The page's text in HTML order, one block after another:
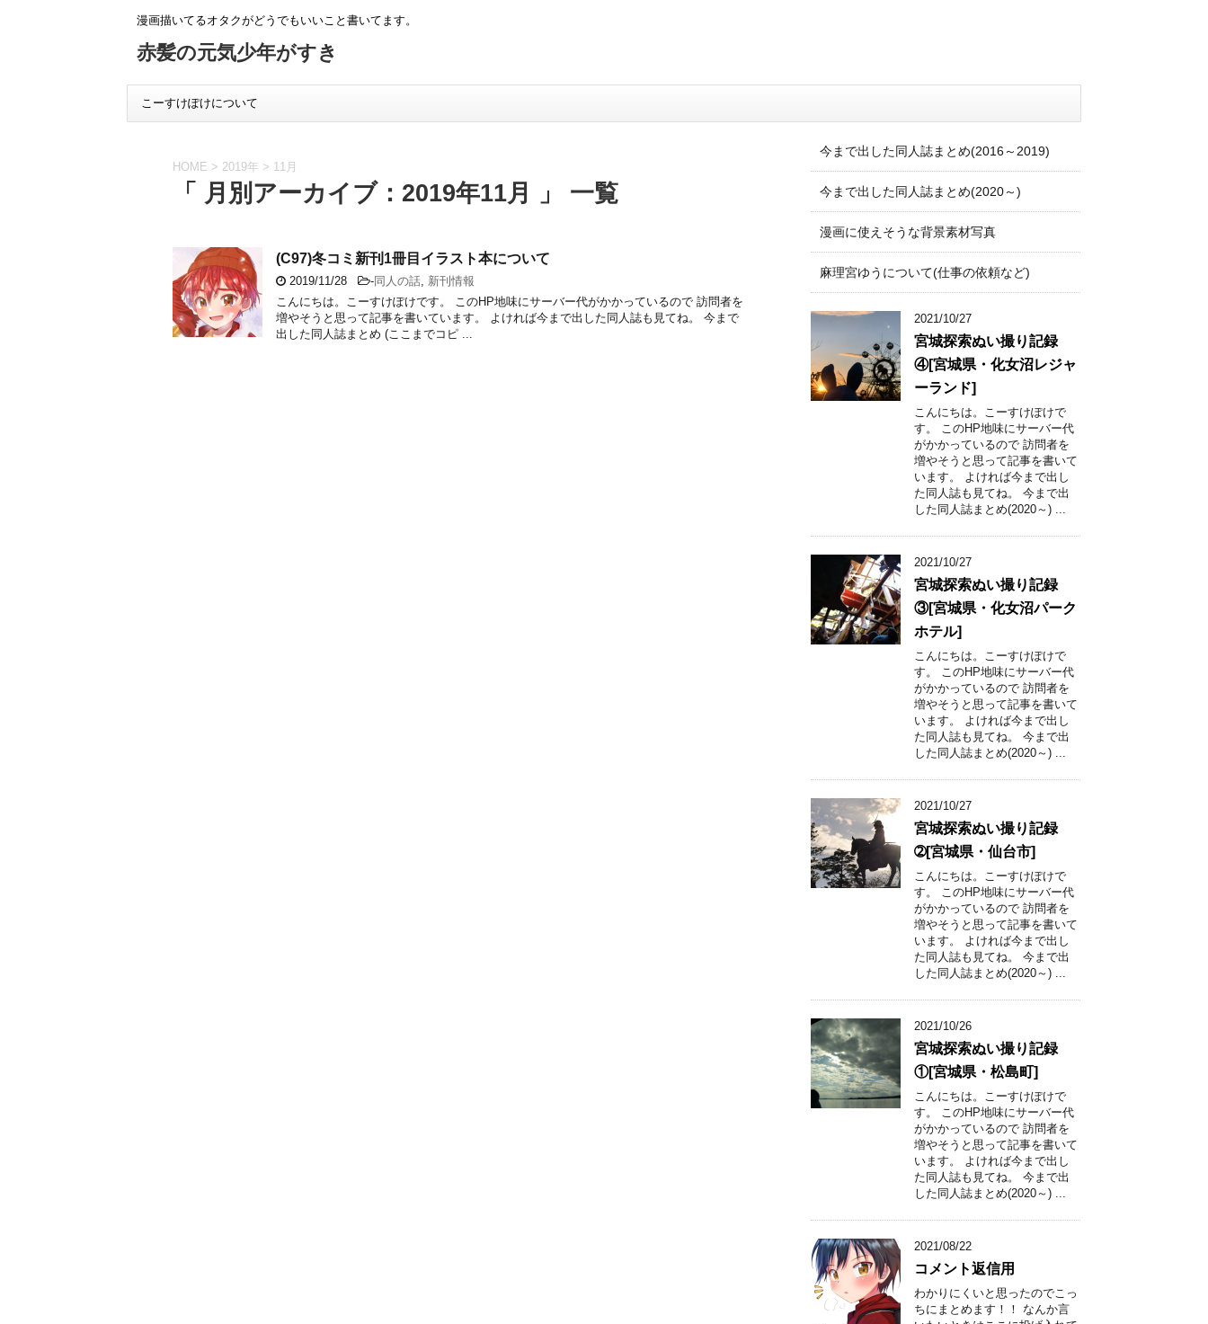
漫画描いてるオタクがどうでもいいこと書いてます。
赤髪の元気少年がすき
こーすけぽけについて
HOME > 2019年 > 11月
「 月別アーカイブ：2019年11月 」 一覧
(C97)冬コミ新刊1冊目イラスト本について
2019/11/28 -同人の話, 新刊情報
こんにちは。こーすけぽけです。 このHP地味にサーバー代がかかっているので 訪問者を
増やそうと思って記事を書いています。 よければ今まで出した同人誌も見てね。 今まで
出した同人誌まとめ (ここまでコピ ...
今まで出した同人誌まとめ(2016～2019)
今まで出した同人誌まとめ(2020～)
漫画に使えそうな背景素材写真
麻理宮ゆうについて(仕事の依頼など)
2021/10/27
宮城探索ぬい撮り記録
④[宮城県・化女沼レジャ
ーランド]
こんにちは。こーすけぽけで
す。 このHP地味にサーバー代
がかかっているので 訪問者を
増やそうと思って記事を書いて
います。 よければ今まで出し
た同人誌も見てね。 今まで出
した同人誌まとめ(2020～) ...
2021/10/27
宮城探索ぬい撮り記録
③[宮城県・化女沼パーク
ホテル]
こんにちは。こーすけぽけで
す。 このHP地味にサーバー代
がかかっているので 訪問者を
増やそうと思って記事を書いて
います。 よければ今まで出し
た同人誌も見てね。 今まで出
した同人誌まとめ(2020～) ...
2021/10/27
宮城探索ぬい撮り記録
➁[宮城県・仙台市]
こんにちは。こーすけぽけで
す。 このHP地味にサーバー代
がかかっているので 訪問者を
増やそうと思って記事を書いて
います。 よければ今まで出し
た同人誌も見てね。 今まで出
した同人誌まとめ(2020～) ...
2021/10/26
宮城探索ぬい撮り記録
①[宮城県・松島町]
こんにちは。こーすけぽけで
す。 このHP地味にサーバー代
がかかっているので 訪問者を
増やそうと思って記事を書いて
います。 よければ今まで出し
た同人誌も見てね。 今まで出
した同人誌まとめ(2020～) ...
2021/08/22
コメント返信用
わかりにくいと思ったのでこっ
ちにまとめます！！ なんか言